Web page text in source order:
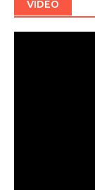
VIDEO